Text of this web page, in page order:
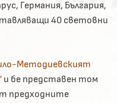
Германия, България,
40 световни
Методиевският
и бе представен том
предходните